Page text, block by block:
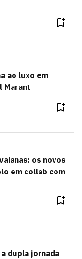
ao luxo em
Marant
os novos
em collab com
dupla jornada